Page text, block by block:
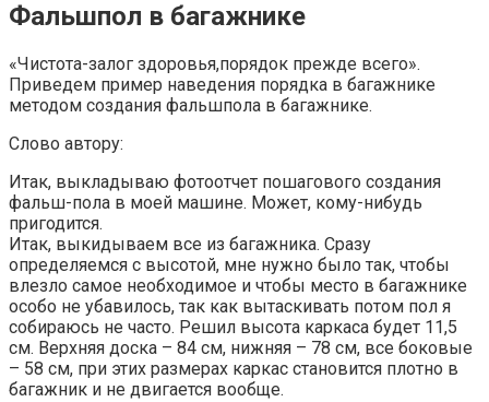
Фальшпол в багажнике
«Чистота-залог здоровья,порядок прежде всего».
Приведем пример наведения порядка в багажнике
методом создания фальшпола в багажнике.
Слово автору:
Итак, выкладываю фотоотчет пошагового создания
фальш-пола в моей машине. Может, кому-нибудь
пригодится.
Итак, выкидываем все из багажника. Сразу
определяемся с высотой, мне нужно было так, чтобы
влезло самое необходимое и чтобы место в багажнике
особо не убавилось, так как вытаскивать потом пол я
собираюсь не часто. Решил высота каркаса будет 11,5
см. Верхняя доска – 84 см, нижняя – 78 см, все боковые
– 58 см, при этих размерах каркас становится плотно в
багажник и не двигается вообще.